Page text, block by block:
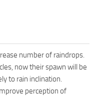
number of raindrops.
now their spawn will be
to rain inclination.
perception of